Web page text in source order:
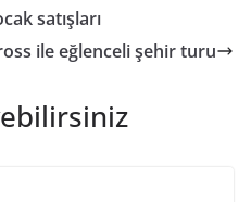
satışları
ile eğlenceli şehir turu